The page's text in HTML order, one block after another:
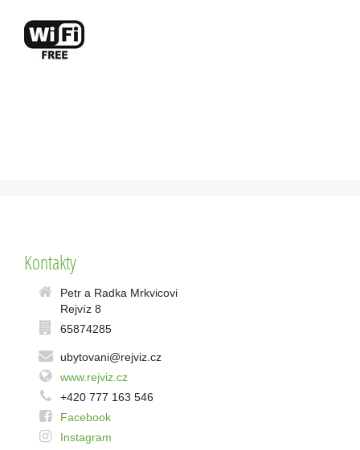
Kontakty
Petr a Radka Mrkvicovi
Rejvíz 8
65874285
ubytovani@rejviz.cz
www.rejviz.cz
+420 777 163 546
Facebook
Instagram